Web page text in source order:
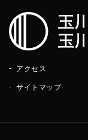
アクセス
サイトマップ